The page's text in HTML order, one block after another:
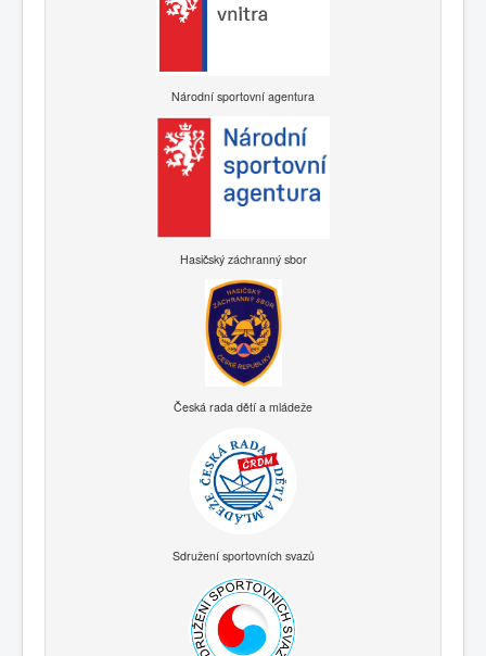
Národní sportovní agentura
Hasičský záchranný sbor
Česká rada dětí a mládeže
Sdružení sportovních svazů